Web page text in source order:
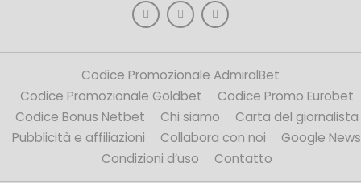
Codice Promozionale AdmiralBet
Codice Promozionale Goldbet
Codice Promo Eurobet
Codice Bonus Netbet
Chi siamo
Carta del giornalista
Pubblicità e affiliazioni
Collabora con noi
Google News
Condizioni d’uso
Contatto